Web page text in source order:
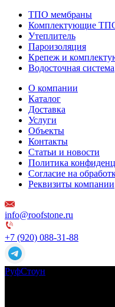
ТПО мембраны
Комплектующие
Утеплитель
Пароизоляция
Крепеж и
Водосточная система
О компании
Каталог
Доставка
Услуги
Объекты
Контакты
Статьи и новости
Политика
Согласие на
Реквизиты компании
info@roofstone.ru
+7 (920) 088-31-88
РуфСтоун